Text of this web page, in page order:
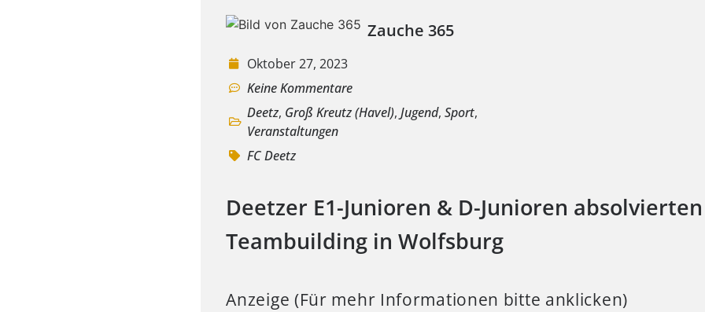
Zauche 365
Oktober 27, 2023
Keine Kommentare
Deetz, Groß Kreutz (Havel),Jugend,Sport,
Veranstaltungen
FC Deetz
Deetzer E1-Junioren & D-Junioren absolvierten
Teambuilding in Wolfsburg
Anzeige (Für mehr Informationen bitte anklicken)